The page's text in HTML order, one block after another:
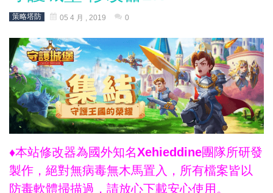
策略塔防 05 4 月 , 2019 0
♦本站修改器為國外知名Xehieddine團隊所研發
製作，絕對無病毒無木馬置入，所有檔案皆以
防毒軟體掃描過，請放心下載安心使用。